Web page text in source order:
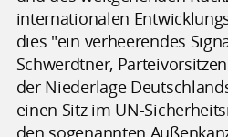
internationalen
dies "ein verheerendes
Schwerdtner,
der Niederlage
einen Sitz im UN-
den sogenannten